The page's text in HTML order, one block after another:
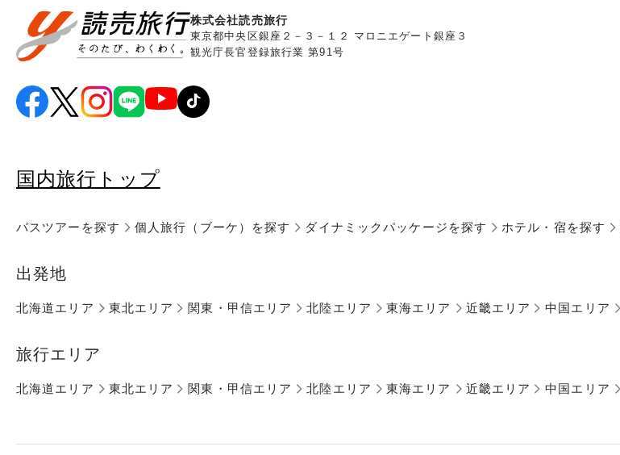
株式会社読売旅行
東京都中央区銀座２－３－１２ マロニエゲート銀座３
観光庁長官登録旅行業 第91号
国内旅行トップ
バスツアーを探す 個人旅行（ブーケ）を探す ダイナミックパッケージを探す ホテル・宿を探す
出発地
北海道エリア 東北エリア 関東・甲信エリア 北陸エリア 東海エリア 近畿エリア 中国エリア
旅行エリア
北海道エリア 東北エリア 関東・甲信エリア 北陸エリア 東海エリア 近畿エリア 中国エリア